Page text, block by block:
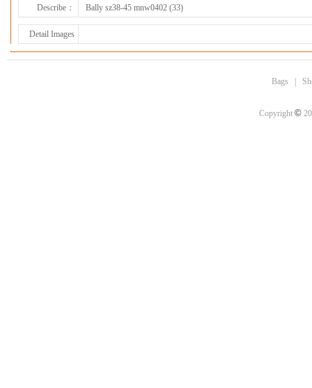
Describe：
Bally sz38-45 mnw0402 (33)
Detail Images
Bags
Copyright ©